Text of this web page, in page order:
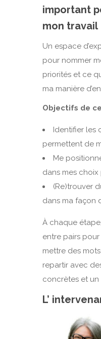
important
mon travail
Un espace
pour nommer
priorités et ce
ma manière
Objectifs de
Identifier les
permettent de
Me
dans mes
(Re)trouver
dans ma façon
À chaque
entre pairs
mettre des
repartir avec
concrètes et un
L’